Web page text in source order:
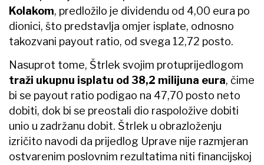
Kolakom, predložilo je dividendu od 4,00 eura po
dionici, što predstavlja omjer isplate, odnosno
takozvani payout ratio, od svega 12,72 posto.
Nasuprot tome, Štrlek svojim protuprijedlogom
traži ukupnu isplatu od 38,2 milijuna eura, čime
bi se payout ratio podigao na 47,70 posto neto
dobiti, dok bi se preostali dio raspoložive dobiti
unio u zadržanu dobit. Štrlek u obrazloženju
izričito navodi da prijedlog Uprave nije razmjeran
ostvarenim poslovnim rezultatima niti financijskoj